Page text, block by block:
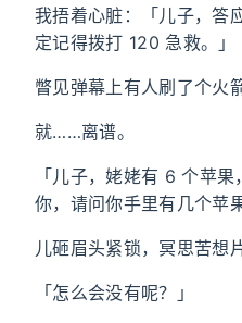
我捂着心脏：「儿子，答
定记得拨打 120 急救。」
瞥见弹幕上有人刷了个火
就……离谱。
「儿子，姥姥有 6 个苹
你，请问你手里有几个苹
儿砸眉头紧锁，冥思苦想
「怎么会没有呢？」